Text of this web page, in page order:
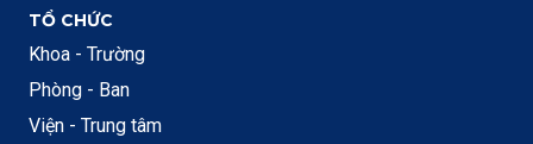
TỔ CHỨC
Khoa - Trường
Phòng - Ban
Viện - Trung tâm